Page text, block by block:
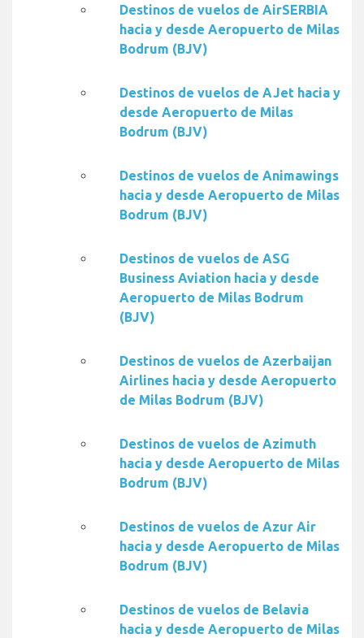
Destinos de vuelos de AirSERBIA
hacia y desde Aeropuerto de Milas
Bodrum (BJV)
Destinos de vuelos de AJet hacia y
desde Aeropuerto de Milas
Bodrum (BJV)
Destinos de vuelos de Animawings
hacia y desde Aeropuerto de Milas
Bodrum (BJV)
Destinos de vuelos de ASG
Business Aviation hacia y desde
Aeropuerto de Milas Bodrum
(BJV)
Destinos de vuelos de Azerbaijan
Airlines hacia y desde Aeropuerto
de Milas Bodrum (BJV)
Destinos de vuelos de Azimuth
hacia y desde Aeropuerto de Milas
Bodrum (BJV)
Destinos de vuelos de Azur Air
hacia y desde Aeropuerto de Milas
Bodrum (BJV)
Destinos de vuelos de Belavia
hacia y desde Aeropuerto de Milas